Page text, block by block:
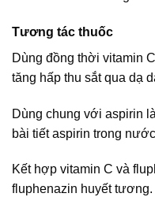
Tương tác thuốc
Dùng đồng thời vitamin
tăng hấp thu sắt qua dạ
Dùng chung với aspirin
bài tiết aspirin trong
Kết hợp vitamin C và
fluphenazin huyết tương.